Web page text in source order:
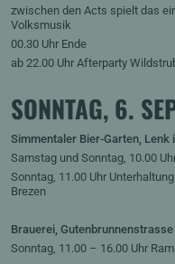
zwischen den Acts spielt das
Volksmusik
00.30 Uhr Ende
ab 22.00 Uhr Afterparty
SONNTAG, 6.
Simmentaler Bier-Garten, Lenk
Samstag und Sonntag, 10.00
Sonntag, 11.00 Uhr
Brezen
Brauerei,
Sonntag, 11.00 – 16.00 Uhr